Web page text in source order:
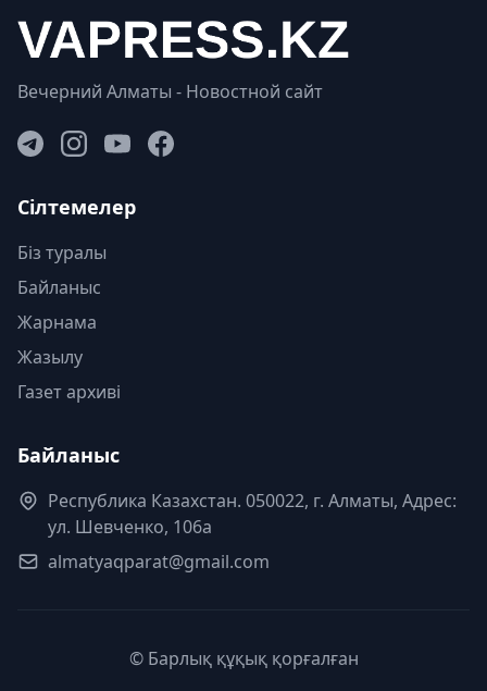
Вечерний Алматы - Новостной сайт
Сілтемелер
Біз туралы
Байланыс
Жарнама
Жазылу
Газет архиві
Байланыс
Республика Казахстан. 050022, г. Алматы, Адрес:
ул. Шевченко, 106а
almatyaqparat@gmail.com
© Барлық құқық қорғалған